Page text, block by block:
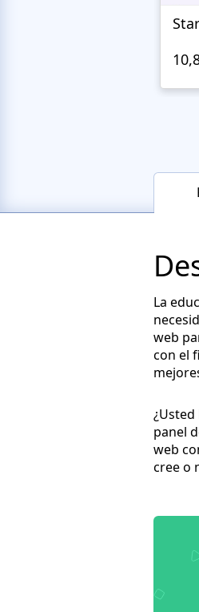
La
web
con el
panel
web
cree o